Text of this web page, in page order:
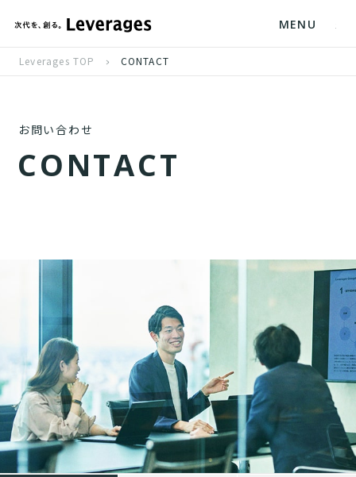
MENU
Leverages TOP CONTACT
お問い合わせ
CONTACT